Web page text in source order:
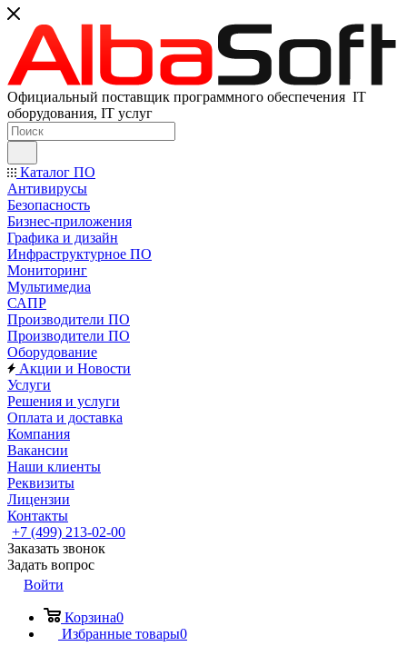
Официальный поставщик программного обеспечения IT
оборудования, IT услуг
Каталог ПО
Антивирусы
Безопасность
Бизнес-приложения
Графика и дизайн
Инфраструктурное ПО
Мониторинг
Мультимедиа
САПР
Производители ПО
Производители ПО
Оборудование
Акции и Новости
Услуги
Решения и услуги
Оплата и доставка
Компания
Вакансии
Наши клиенты
Реквизиты
Лицензии
Контакты
+7 (499) 213-02-00
Заказать звонок
Задать вопрос
Войти
Корзина0
Избранные товары0